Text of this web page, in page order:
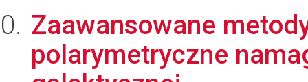
Zaawansowane
polarymetryczne